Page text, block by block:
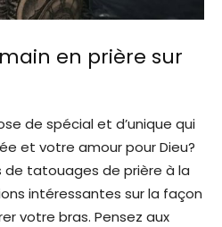
en prière sur
de spécial et d’unique qui
et votre amour pour Dieu?
de tatouages ​​de prière à la
intéressantes sur la façon
votre bras. Pensez aux